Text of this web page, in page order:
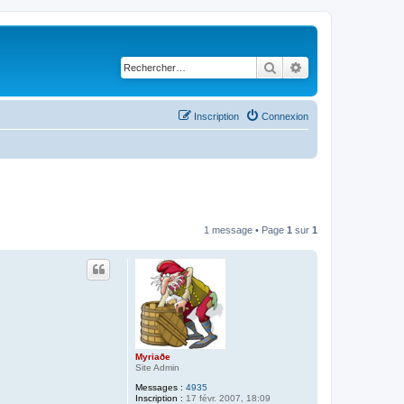
Rechercher
Connexion
Inscription
1 message • Page 1 sur 1
Myriaðe
Site Admin
Messages : 4935
Inscription : 17 févr. 2007, 18:09